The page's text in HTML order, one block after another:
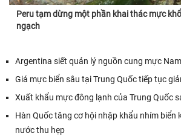
Peru tạm dừng một phần khai thác mực
ngạch
Argentina siết quản lý nguồn cung mực
Giá mực biển sâu tại Trung Quốc tiếp tục
Xuất khẩu mực đông lạnh của Trung Quốc
Hàn Quốc tăng cơ hội nhập khẩu nhím biển
nước thu hẹp